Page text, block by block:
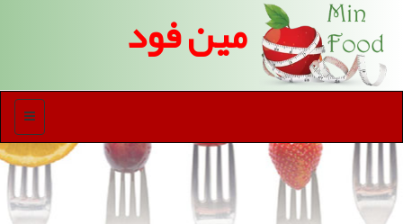
مین فود
منو